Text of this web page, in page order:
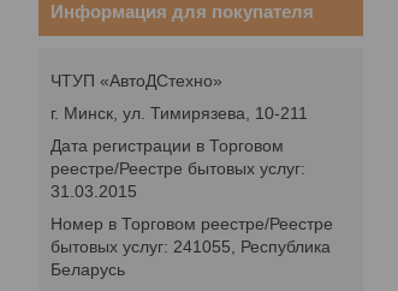
Информация для покупателя
ЧТУП «АвтоДСтехно»
г. Минск, ул. Тимирязева, 10-211
Дата регистрации в Торговом
реестре/Реестре бытовых услуг:
31.03.2015
Номер в Торговом реестре/Реестре
бытовых услуг: 241055, Республика
Беларусь